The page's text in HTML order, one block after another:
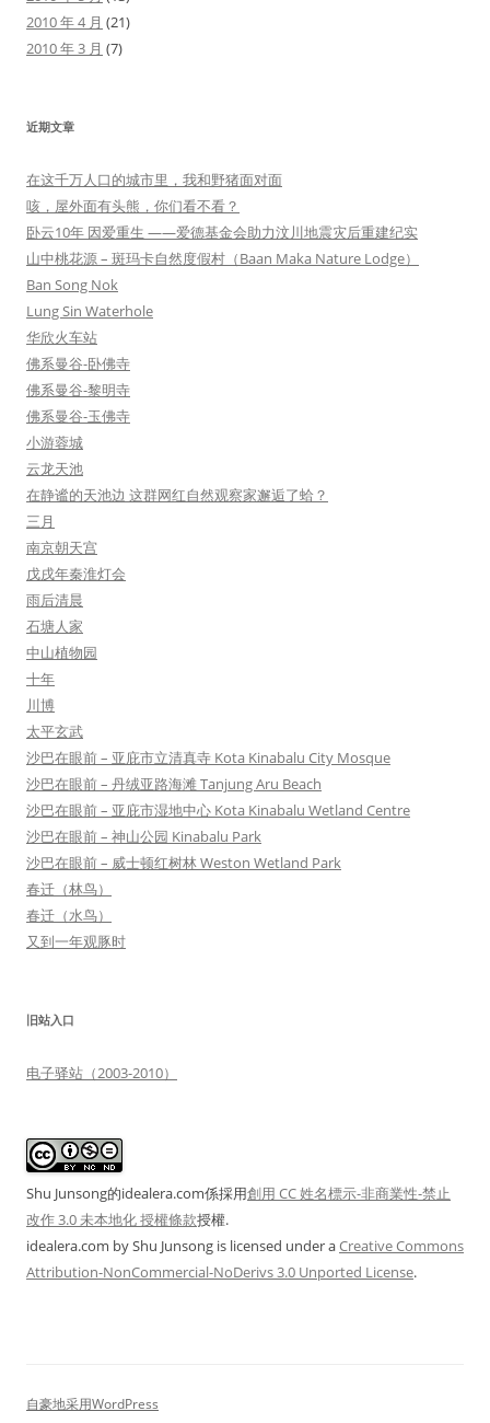
2010 年 4 月 (21)
2010 年 3 月 (7)
近期文章
在这千万人口的城市里，我和野猪面对面
咳，屋外面有头熊，你们看不看？
卧云10年 因爱重生 ——爱德基金会助力汶川地震灾后重建纪实
山中桃花源 – 斑玛卡自然度假村（Baan Maka Nature Lodge）
Ban Song Nok
Lung Sin Waterhole
华欣火车站
佛系曼谷-卧佛寺
佛系曼谷-黎明寺
佛系曼谷-玉佛寺
小游蓉城
云龙天池
在静谧的天池边 这群网红自然观察家邂逅了蛤？
三月
南京朝天宫
戊戌年秦淮灯会
雨后清晨
石塘人家
中山植物园
十年
川博
太平玄武
沙巴在眼前 – 亚庇市立清真寺 Kota Kinabalu City Mosque
沙巴在眼前 – 丹绒亚路海滩 Tanjung Aru Beach
沙巴在眼前 – 亚庇市湿地中心 Kota Kinabalu Wetland Centre
沙巴在眼前 – 神山公园 Kinabalu Park
沙巴在眼前 – 威士顿红树林 Weston Wetland Park
春迁（林鸟）
春迁（水鸟）
又到一年观豚时
旧站入口
电子驿站（2003-2010）
Shu Junsong的idealera.com係採用創用 CC 姓名標示-非商業性-禁止
改作 3.0 未本地化 授權條款授權.
idealera.com byShu Junsong is licensed under aCreative Commons
Attribution-NonCommercial-NoDerivs 3.0 Unported License.
自豪地采用WordPress